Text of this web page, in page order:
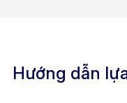
Hướng dẫn